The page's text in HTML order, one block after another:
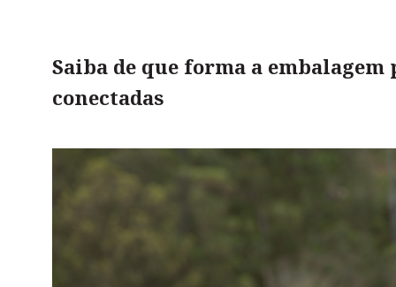
Saiba de que forma a
conectadas